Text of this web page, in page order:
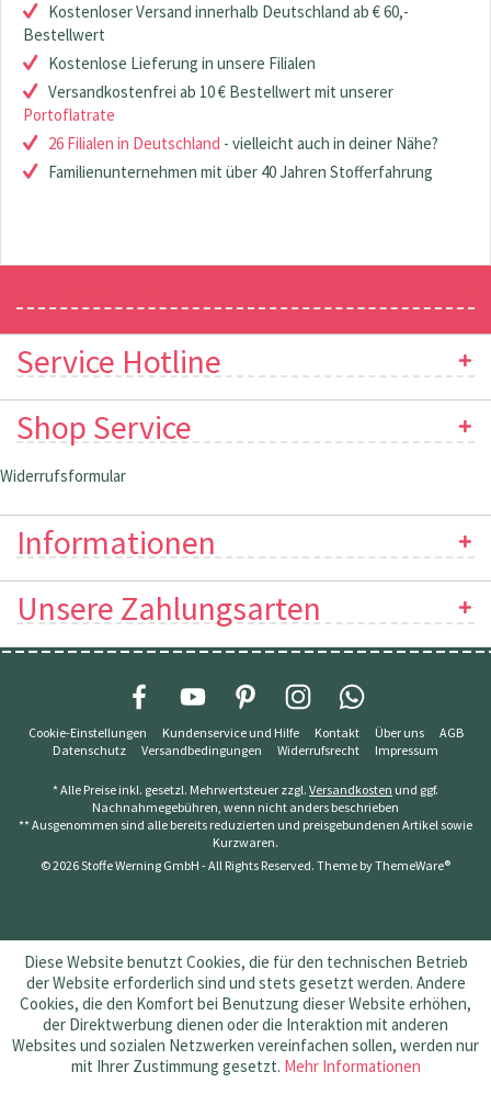
Kostenloser Versand innerhalb Deutschland ab € 60,-
Bestellwert
Kostenlose Lieferung in unsere Filialen
Versandkostenfrei ab 10 € Bestellwert mit unserer
Portoflatrate
26 Filialen in Deutschland - vielleicht auch in deiner Nähe?
Familienunternehmen mit über 40 Jahren Stofferfahrung
Service Hotline
Shop Service
Widerrufsformular
Informationen
Unsere Zahlungsarten
Cookie-Einstellungen Kundenservice und Hilfe Kontakt Über uns
AGB
Datenschutz
Versandbedingungen Widerrufsrecht Impressum
* Alle Preise inkl. gesetzl. Mehrwertsteuer zzgl. Versandkosten und ggf.
Nachnahmegebühren, wenn nicht anders beschrieben
** Ausgenommen sind alle bereits reduzierten und preisgebundenen Artikel sowie
Kurzwaren.
© 2026 Stoffe Werning GmbH - All Rights Reserved. Theme byThemeWare®
Diese Website benutzt Cookies, die für den technischen Betrieb
der Website erforderlich sind und stets gesetzt werden. Andere
Cookies, die den Komfort bei Benutzung dieser Website erhöhen,
der Direktwerbung dienen oder die Interaktion mit anderen
Websites und sozialen Netzwerken vereinfachen sollen, werden nur
mit Ihrer Zustimmung gesetzt. Mehr Informationen